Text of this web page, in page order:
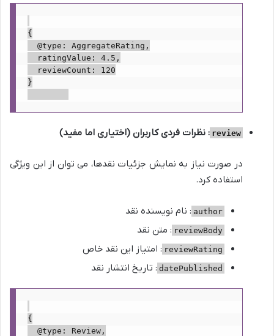
{
  @type: AggregateRating,
  ratingValue: 4.5,
  reviewCount: 120
}
review : نظرات فردی کاربران (اختیاری اما مفید)
در صورت نیاز به نمایش جزئیات نقدها، می توان از این ویژگی
استفاده کرد.
author : نام نویسنده نقد
reviewBody : متن نقد
reviewRating : امتیاز این نقد خاص
datePublished : تاریخ انتشار نقد
{
  @type: Review,